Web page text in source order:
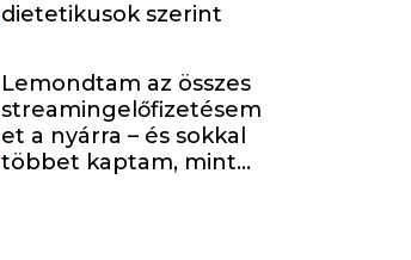
dietetikusok szerint
Lemondtam az összes
streamingelőfizetésem
et a nyárra – és sokkal
többet kaptam, mint